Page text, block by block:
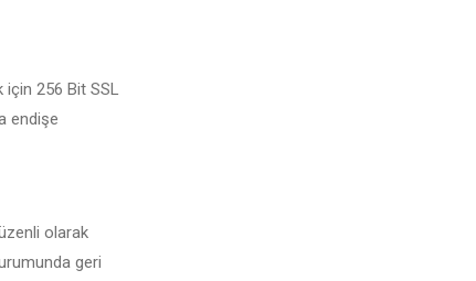
256 Bit SSL
endişe
olarak
geri